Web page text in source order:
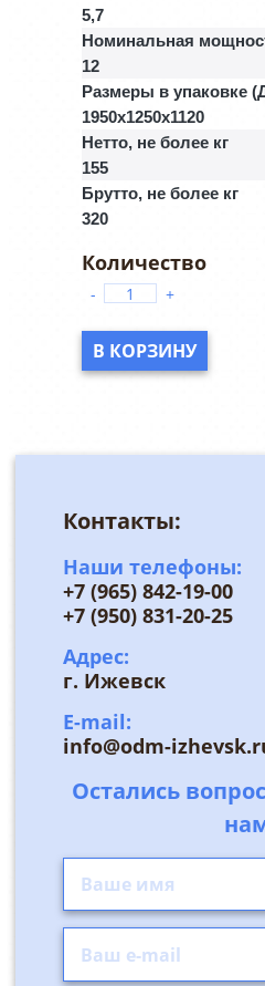
5,7
Номинальная
12
Размеры в упаковке
1950x1250x1120
Нетто, не более кг
155
Брутто, не более кг
320
- +
В КОРЗИНУ
Контакты:
Наши телефоны:
+7 (965) 842-19-00
+7 (950) 831-20-25
Адрес:
г. Ижевск
E-mail:
info@odm-
Остались